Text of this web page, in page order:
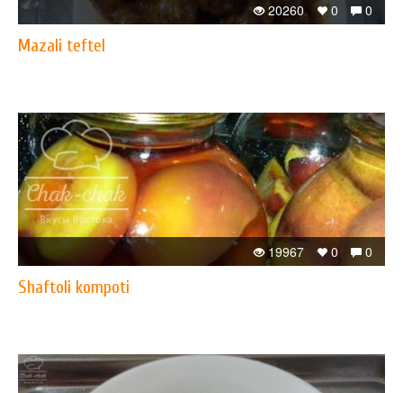
0
0
20260
Mazali teftel
0
0
19967
Shaftoli kompoti